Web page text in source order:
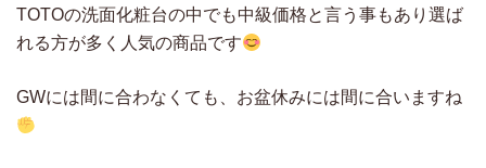
TOTOの洗面化粧台の中でも中級価格と言う事もあり選ば
れる方が多く人気の商品です
GWには間に合わなくても、お盆休みには間に合いますね